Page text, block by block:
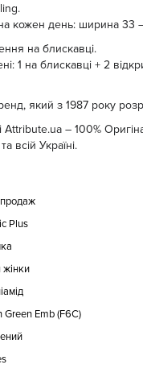
кожен день: ширина 33
на блискавці.
1 на блискавці + 2
який з 1987 року
– 100%
всій Україні.
Plus
Green Emb (F6C)